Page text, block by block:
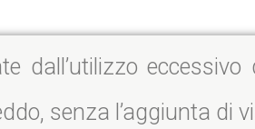
dall’utilizzo
senza l’aggiunta di